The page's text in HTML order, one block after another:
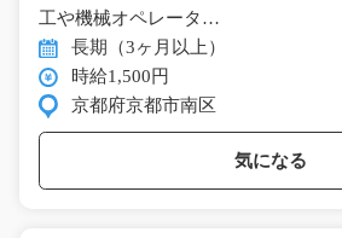
工や機械オペレータ…
長期（3ヶ月以上）
時給1,500円
京都府京都市南区
気になる